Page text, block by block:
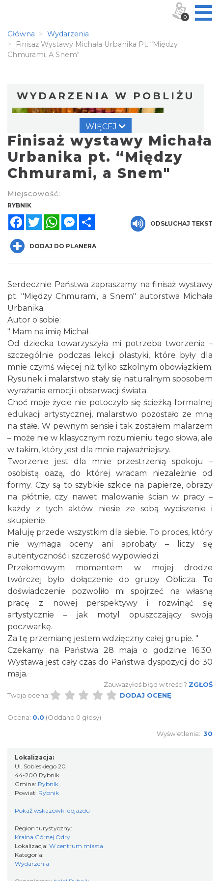
Główna
Wydarzenia
Finisaż Wystawy Michała Urbanika Pt. “Między
Chmurami, A Snem"
WYDARZENIA W POBLIŻU
pierwsze kroki w świecie melodii
Rybnik
0.00 km
Wakacyjne Warsztaty Malarskie "Rybnik -
miasto zieleni"
Rybnik
2026-08-22
0.00 km
Coś z niczego - organizery z tektury, z
makramy...
Rybnik
2026-08-19
0.00 km
DNI OTWARTE w teatrze NA PÓŁ i teatrze
POWROTÓW || REKRUTACJA NA SEZON
26/27
Rybnik
XXVI Powiatowy Rajd Rowerowy
Wodzisław Śląski
21.05 km
WIĘCEJ
Finisaż wystawy Michała
Urbanika pt. “Między
Chmurami, a Snem"
Miejscowość:
RYBNIK
FacebookTwitterWhatsAppMessenger
ODSŁUCHAJ TEKST
DODAJ DO PLANERA
Serdecznie Państwa zapraszamy na finisaż wystawy
pt. "Między Chmurami, a Snem" autorstwa Michała
Urbanika.
Autor o sobie:
" Mam na imię Michał.
Od dziecka towarzyszyła mi potrzeba tworzenia –
szczególnie podczas lekcji plastyki, które były dla
mnie czymś więcej niż tylko szkolnym obowiązkiem.
Rysunek i malarstwo stały się naturalnym sposobem
wyrażania emocji i obserwacji świata.
Choć moje życie nie potoczyło się ścieżką formalnej
edukacji artystycznej, malarstwo pozostało ze mną
na stałe. W pewnym sensie i tak zostałem malarzem
– może nie w klasycznym rozumieniu tego słowa, ale
w takim, który jest dla mnie najważniejszy.
Tworzenie jest dla mnie przestrzenią spokoju –
osobistą oazą, do której wracam niezależnie od
formy. Czy są to szybkie szkice na papierze, obrazy
na płótnie, czy nawet malowanie ścian w pracy –
każdy z tych aktów niesie ze sobą wyciszenie i
skupienie.
Maluję przede wszystkim dla siebie. To proces, który
nie wymaga oceny ani aprobaty – liczy się
autentyczność i szczerość wypowiedzi.
Przełomowym momentem w mojej drodze
twórczej było dołączenie do grupy Oblicza. To
doświadczenie pozwoliło mi spojrzeć na własną
pracę z nowej perspektywy i rozwinąć się
artystycznie – jak motyl opuszczający swoją
poczwarkę.
Za tę przemianę jestem wdzięczny całej grupie. "
Czekamy na Państwa 28 maja o godzinie 16.30.
Wystawa jest cały czas do Państwa dyspozycji do 30
maja.
Zauważyłeś błąd w treści? ZGŁOŚ
Twoja ocena:
DODAJ OCENĘ
Ocena: 0.0 (Oddano 0 głosy)
Wyświetlenia: 30
Lokalizacja:
Ul. Sobieskiego 20
44-200 Rybnik
Gmina: Rybnik
Powiat: Rybnik
Pokaż wskazówki dojazdu
Region turystyczny:
Kraina Górnej Odry
Lokalizacja: W centrum miasta
Kategoria:
Wydarzenia
0